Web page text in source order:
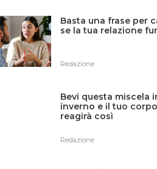
Basta una frase per
se la tua relazione
Redazione
Bevi questa miscela
inverno e il tuo corpo
reagirà così
Redazione